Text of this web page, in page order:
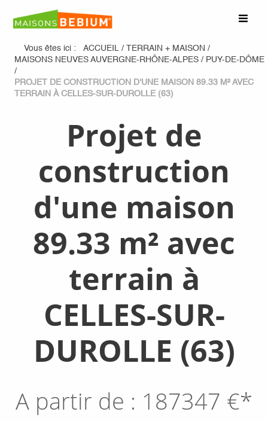
Vous êtes ici : ACCUEIL / TERRAIN + MAISON /
MAISONS NEUVES AUVERGNE-RHÔNE-ALPES / PUY-DE-DÔME
/
PROJET DE CONSTRUCTION D'UNE MAISON 89.33 M² AVEC
TERRAIN À CELLES-SUR-DUROLLE (63)
Projet de
construction
d'une maison
89.33 m² avec
terrain à
CELLES-SUR-
DUROLLE (63)
A partir de : 187347 €*